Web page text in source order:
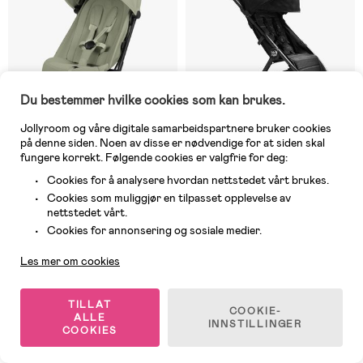
2 IGJEN
Cybex COYA Style Trille, Matt
Black/Sage Green
6 699 kr
På nettlager
Pitch Black
Superpris
Du bestemmer hvilke cookies som kan brukes.
Jollyroom og våre digitale samarbeidspartnere bruker cookies
på denne siden. Noen av disse er nødvendige for at siden skal
fungere korrekt. Følgende cookies er valgfrie for deg:
Cookies for å analysere hvordan nettstedet vårt brukes.
Cookies som muliggjør en tilpasset opplevelse av
nettstedet vårt.
Cookies for annonsering og sosiale medier.
Les mer om cookies
TILLAT
ALLE
COOKIES
COOKIE-
INNSTILLINGER